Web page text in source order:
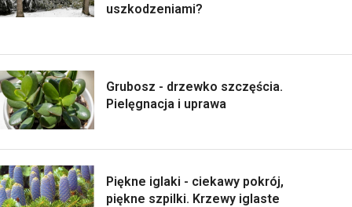
uszkodzeniami?
Grubosz - drzewko szczęścia.
Pielęgnacja i uprawa
Piękne iglaki - ciekawy pokrój,
piękne szpilki. Krzewy iglaste